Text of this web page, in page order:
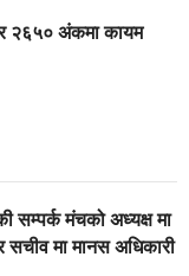
२६५० अंकमा कायम
सम्पर्क मंचको अध्यक्ष मा
सचीव मा मानस अधिकारी